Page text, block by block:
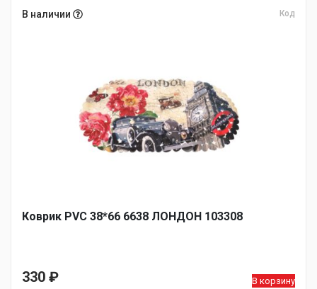
В наличии Код
Коврик PVC 38*66 6638 ЛОНДОН 103308
330 ₽ В корзину